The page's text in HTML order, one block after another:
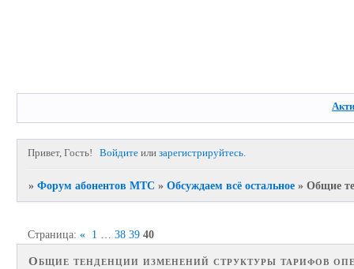
Привет, Гость! Войдите илизарегистрируйтесь.
»Форум абонентов МТС »Обсуждаем всё остальное »Общие
Общие тенденции изменений структуры тарифов
Страница:« 1 38 39 40